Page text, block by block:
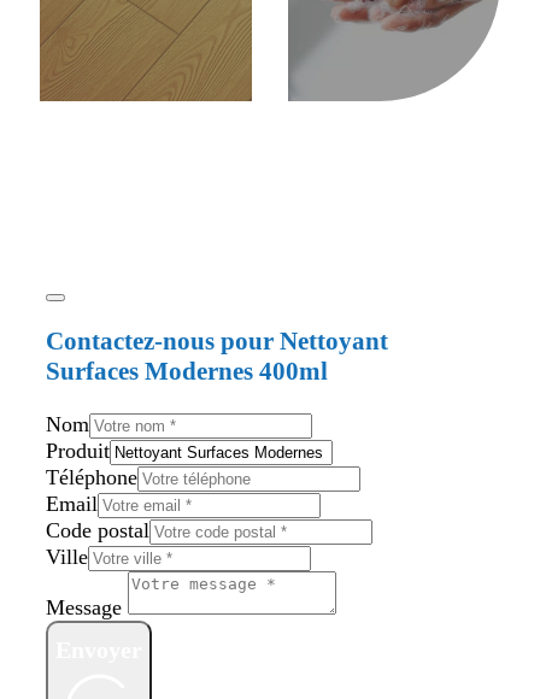
Contactez-nous pour Nettoyant
Surfaces Modernes 400ml
Nom
Produit
Téléphone
Email
Code postal
Ville
Message